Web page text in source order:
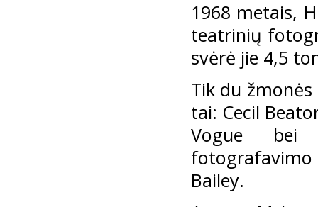
1968 metais,
teatrinių
svėrė jie 4,5
Tik du žmonės
tai: Cecil
Vogue bei
Bailey.